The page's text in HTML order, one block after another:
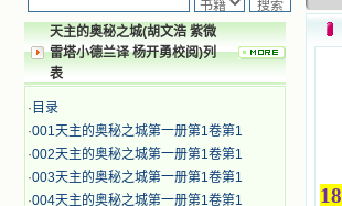
天主的奥秘之城(胡文浩 紫微
雷塔小德兰译 杨开勇校阅)列
表
· 目录
·001天主的奥秘之城第一册第1卷第1
·002天主的奥秘之城第一册第1卷第1
·003天主的奥秘之城第一册第1卷第1
·004天主的奥秘之城第一册第1卷第1
18